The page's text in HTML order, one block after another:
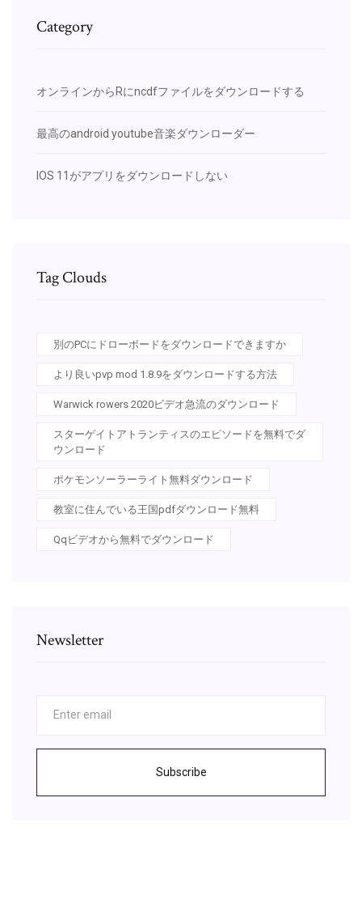
Category
オンラインからRにncdfファイルをダウンロードする
最高のandroid youtube音楽ダウンローダー
IOS 11がアプリをダウンロードしない
Tag Clouds
別のPCにドローボードをダウンロードできますか
より良いpvp mod 1.8.9をダウンロードする方法
Warwick rowers 2020ビデオ急流のダウンロード
スターゲイトアトランティスのエピソードを無料でダ
ウンロード
ポケモンソーラーライト無料ダウンロード
教室に住んでいる王国pdfダウンロード無料
Qqビデオから無料でダウンロード
Newsletter
Subscribe